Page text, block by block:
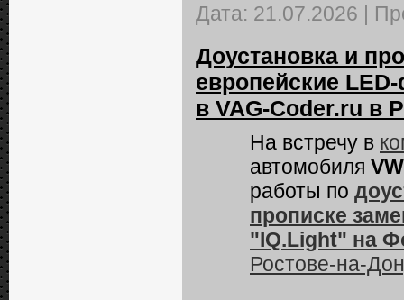
Дата: 21.07.2026 |
Доустановка и
европейские
в VAG-Coder.ru в
На встречу в
автомобиля
работы по
прописке
"IQ.Light" на
Ростове-на-